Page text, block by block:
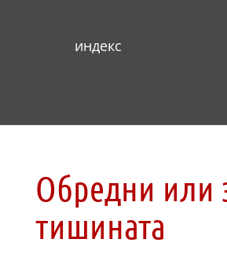
индекс
Обредни или
тишината